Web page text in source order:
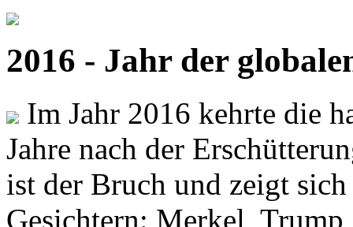
2016 - Jahr der
Im Jahr 2016 kehrte die
Jahre nach der
ist der Bruch und zeigt
Gesichtern: Merkel,